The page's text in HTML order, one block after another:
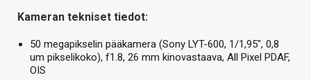
Kameran tekniset tiedot:
50 megapikselin pääkamera (Sony LYT-600, 1/1,95″, 0,8
um pikselikoko), f1.8, 26 mm kinovastaava, All Pixel PDAF,
OIS